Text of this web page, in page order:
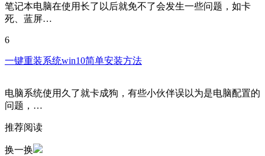
笔记本电脑在使用长了以后就免不了会发生一些问题，如卡
死、蓝屏…
6
一键重装系统win10简单安装方法
电脑系统使用久了就卡成狗，有些小伙伴误以为是电脑配置的
问题，…
推荐阅读
换一换